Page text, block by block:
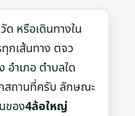
หรือเดินทางใน
กเส้นทาง ตจว
ำเภอ ตำบลใด
สถานที่ครับ ลักษณะ
ของ4ล้อใหญ่